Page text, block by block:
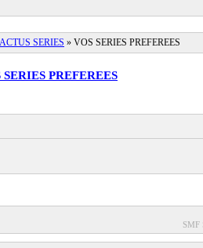
ACTUS SERIES » VOS SERIES PREFEREES
SERIES PREFEREES
SMF